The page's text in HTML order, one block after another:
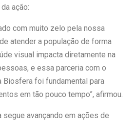
ação:
com muito zelo pela nossa
atender a população de forma
visual impacta diretamente na
e essa parceria com o
Biosfera foi fundamental para
em tão pouco tempo”, afirmou.
avançando em ações de